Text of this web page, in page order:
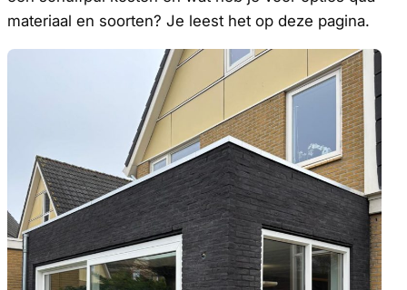
materiaal en soorten? Je leest het op deze pagina.